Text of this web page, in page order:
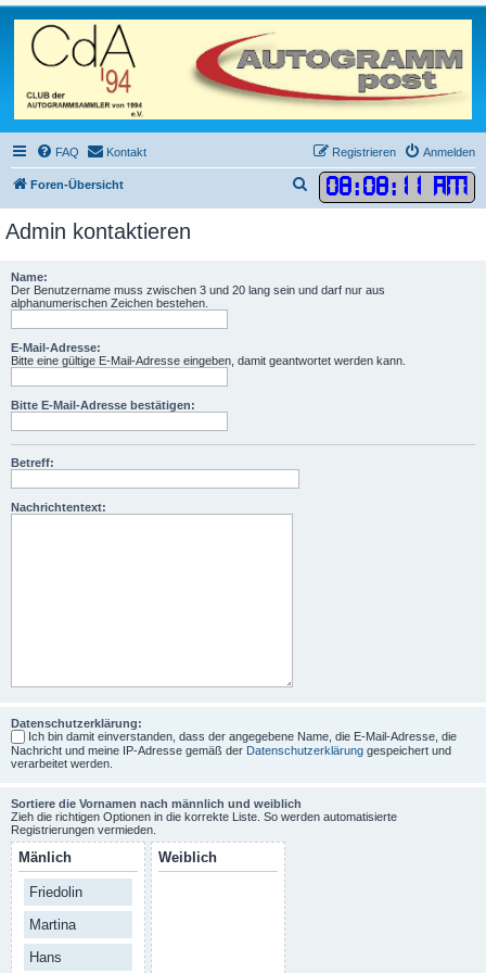
FAQ Kontakt Anmelden
Registrieren
Foren-Übersicht 08:08: 11 AM
u
e
Admin kontaktieren
Name:
Der Benutzername muss zwischen 3 und 20 lang sein und darf nur aus
alphanumerischen Zeichen bestehen.
E-Mail-Adresse:
Bitte eine gültige E-Mail-Adresse eingeben, damit geantwortet werden kann.
Bitte E-Mail-Adresse bestätigen:
Betreff:
Nachrichtentext:
Datenschutzerklärung:
Ich bin damit einverstanden, dass der angegebene Name, die E-Mail-Adresse, die
Nachricht und meine IP-Adresse gemäß der Datenschutzerklärung gespeichert und
verarbeitet werden.
Sortiere die Vornamen nach männlich und weiblich
Zieh die richtigen Optionen in die korrekte Liste. So werden automatisierte
Registrierungen vermieden.
Mänlich
Friedolin
Martina
Hans
Weiblich